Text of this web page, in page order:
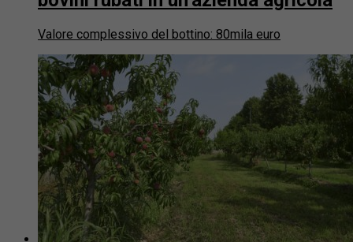
Valore complessivo del bottino: 80mila euro